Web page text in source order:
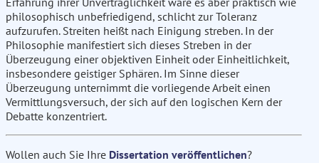
philosophisch unbefriedigend, schlicht zur Toleranz
aufzurufen. Streiten heißt nach Einigung streben. In der
Philosophie manifestiert sich dieses Streben in der
Überzeugung einer objektiven Einheit oder Einheitlichkeit,
insbesondere geistiger Sphären. Im Sinne dieser
Überzeugung unternimmt die vorliegende Arbeit einen
Vermittlungsversuch, der sich auf den logischen Kern der
Debatte konzentriert.
Wollen auch Sie Ihre Dissertation veröffentlichen?